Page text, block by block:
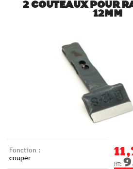
2 COUTEAUX POUR
12MM
Fonction :
couper